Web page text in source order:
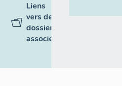
Liens
vers des
dossiers
associés